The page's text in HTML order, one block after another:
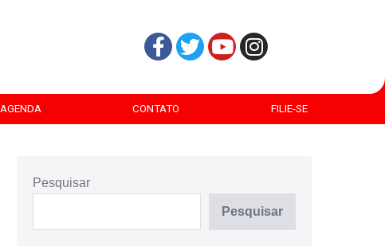
AGENDA CONTATO FILIE-SE
Pesquisar
Pesquisar